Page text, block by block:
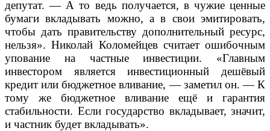
депутат. — А то ведь получается, в чужие ценные
бумаги вкладывать можно, а в свои эмитировать,
чтобы дать правительству дополнительный ресурс,
нельзя». Николай Коломейцев считает ошибочным
упование на частные инвестиции. «Главным
инвестором является инвестиционный дешёвый
кредит или бюджетное вливание, — заметил он. — К
тому же бюджетное вливание ещё и гарантия
стабильности. Если государство вкладывает, значит,
и частник будет вкладывать».